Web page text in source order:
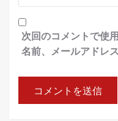
次回のコメントで使
名前、メールアドレ